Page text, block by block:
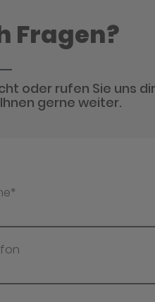
Fragen?
oder rufen Sie uns
gerne weiter.